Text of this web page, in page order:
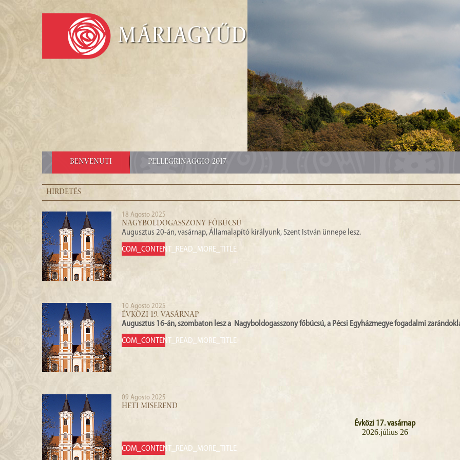
Máriagyűd
BENVENUTI PELLEGRINAGGIO 2017
HIRDETÉS
18 Agosto 2025
NAGYBOLDOGASSZONY FŐBÚCSÚ
Augusztus 20-án, vasárnap, Államalapító királyunk, Szent István ünnepe lesz.
COM_CONTENT_READ_MORE_TITLE
10 Agosto 2025
ÉVKÖZI 19. VASÁRNAP
Augusztus 16-án, szombaton lesz a Nagyboldogasszony főbúcsú, a Pécsi Egyházmegye fogadalmi
COM_CONTENT_READ_MORE_TITLE
09 Agosto 2025
HETI MISEREND
Évközi 17. vasárnap
2026.július 26
COM_CONTENT_READ_MORE_TITLE